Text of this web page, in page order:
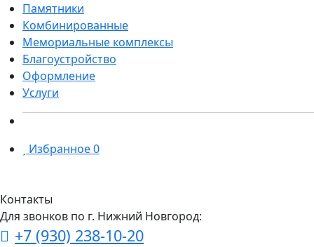
Памятники
Комбинированные
Мемориальные комплексы
Благоустройство
Оформление
Услуги
Избранное0
Контакты
Для звонков по г. Нижний Новгород:
+7 (930) 238-10-20